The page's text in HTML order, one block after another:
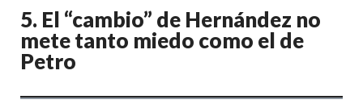
5. El “cambio” de Hernández no
mete tanto miedo como el de
Petro